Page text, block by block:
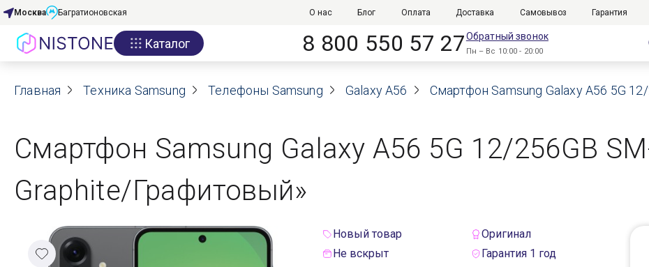
Акции
О нас
Договор оферты
Реквизиты
Контакты
Москва Багратионовская О нас Блог Оплата Доставка Самовывоз Гарантия
Каталог 8 800 550 57 27Обратный звонок
Пн – Вс 10:00 - 20:00
Главная Техника Samsung Телефоны Samsung Galaxy A56 Смартфон Samsung Galaxy A56 5G
Смартфон Samsung Galaxy A56 5G 12/256GB
Graphite/Графитовый»
Новый товар
Оригинал
Не вскрыт
Гарантия 1 год